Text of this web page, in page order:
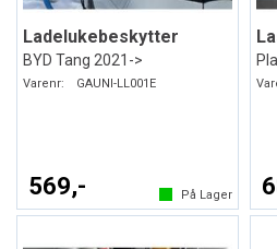
Ladelukebeskytter
BYD Tang 2021->
Varenr: GAUNI-LL001E
569,- På Lager